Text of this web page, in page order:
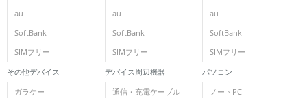
au
SoftBank
SIMフリー
au
SoftBank
SIMフリー
au
SoftBank
SIMフリー
その他デバイス
ガラケー
デバイス周辺機器
通信・充電ケーブル
パソコン
ノートPC